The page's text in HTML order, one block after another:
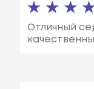
Отличный